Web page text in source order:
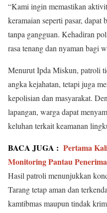
“Kami ingin memastikan
keramaian seperti pasar, dapat
tanpa gangguan. Kehadiran
rasa tenang dan nyaman bagi
Menurut Ipda Miskun, patroli
angka kejahatan, tetapi juga
kepolisian dan masyarakat.
lapangan, warga dapat
keluhan terkait keamanan
BACA JUGA : Pertama
Monitoring Pantau
Hasil patroli menunjukkan
Tarang tetap aman dan
kamtibmas maupun tindak